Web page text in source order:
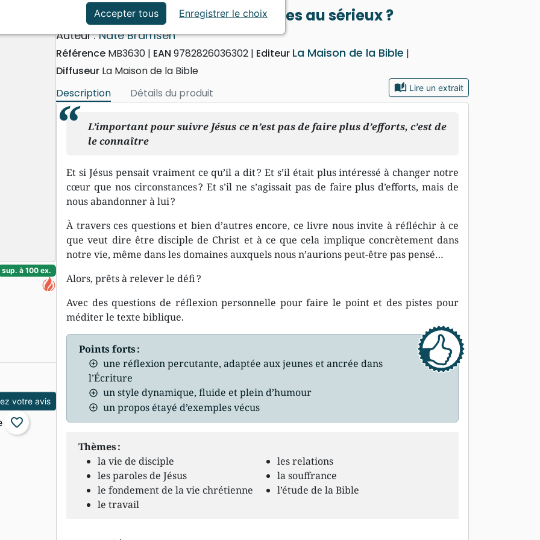
Événements actuels
Jésus : et si je prenais ses paroles au sérieux ?
Auteur :Nate Bramsen
Référence MB3630 EAN 9782826036302 Editeur La Maison de la Bible
Diffuseur La Maison de la Bible
Description
Détails du produit auto_stories Lire un extrait
L’important pour suivre Jésus ce n’est pas de faire plus d’efforts, c’est de
le connaître
Et si Jésus pensait vraiment ce qu’il a dit ? Et s’il était plus intéressé à changer notre
cœur que nos circonstances ? Et s’il ne s’agissait pas de faire plus d’efforts, mais de
nous abandonner à lui ?
À travers ces questions et bien d’autres encore, ce livre nous invite à réfléchir à ce
que veut dire être disciple de Christ et à ce que cela implique concrètement dans
notre vie, même dans les domaines auxquels nous n’aurions peut-être pas pensé…
Alors, prêts à relever le défi ?
Avec des questions de réflexion personnelle pour faire le point et des pistes pour
méditer le texte biblique.
Points forts :
une réflexion percutante, adaptée aux jeunes et ancrée dans
l’Écriture
un style dynamique, fluide et plein d’humour
un propos étayé d’exemples vécus
Thèmes :
la vie de disciple
les paroles de Jésus
le fondement de la vie chrétienne
le travail
les relations
la souffrance
l’étude de la Bible
sup. à 100 ex.
votre avis
favorite_border
Accepter tous Enregistrer le choix